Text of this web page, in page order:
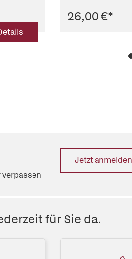
26,00 €*
verpassen
Jetzt anmelden
für Sie da.